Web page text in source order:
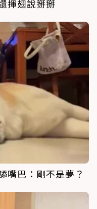
揮翅說掰掰
嘴巴：剛不是夢？